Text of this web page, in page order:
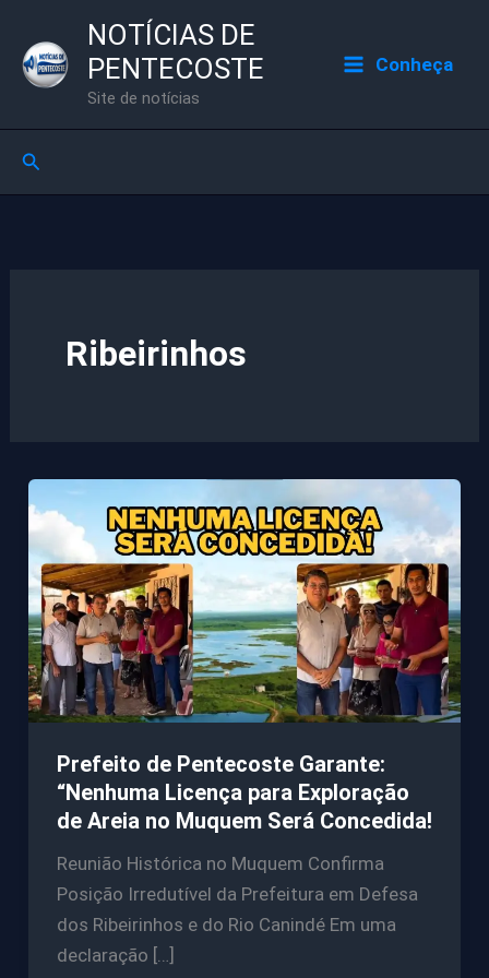
para
NOTÍCIAS DE
PENTECOSTE
Site de notícias
Conheça
Pesquisar
Ribeirinhos
Prefeito de Pentecoste Garante:
“Nenhuma Licença para Exploração
de Areia no Muquem Será Concedida!
Reunião Histórica no Muquem Confirma
Posição Irredutível da Prefeitura em Defesa
dos Ribeirinhos e do Rio Canindé Em uma
declaração […]